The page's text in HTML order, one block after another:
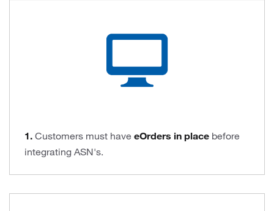
1. Customers must have eOrders in place before
integrating ASN's.